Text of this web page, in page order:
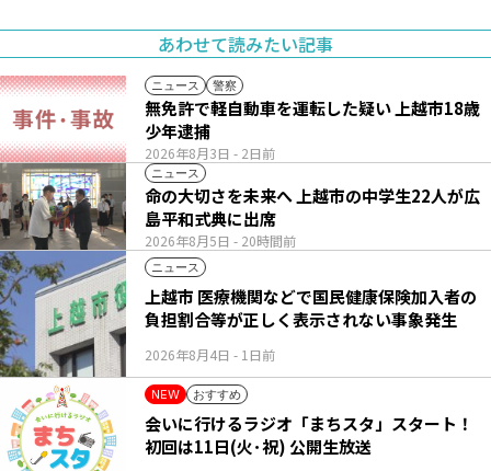
あわせて読みたい記事
ニュース 警察
2026年8月3日 - 2日前
無免許で軽自動車を運転した疑い 上越市18歳
少年逮捕
ニュース
2026年8月5日 - 20時間前
命の大切さを未来へ 上越市の中学生22人が広
島平和式典に出席
ニュース
2026年8月4日 - 1日前
上越市 医療機関などで国民健康保険加入者の
負担割合等が正しく表示されない事象発生
NEW おすすめ
会いに行けるラジオ「まちスタ」スタート！
初回は11日(火･祝) 公開生放送